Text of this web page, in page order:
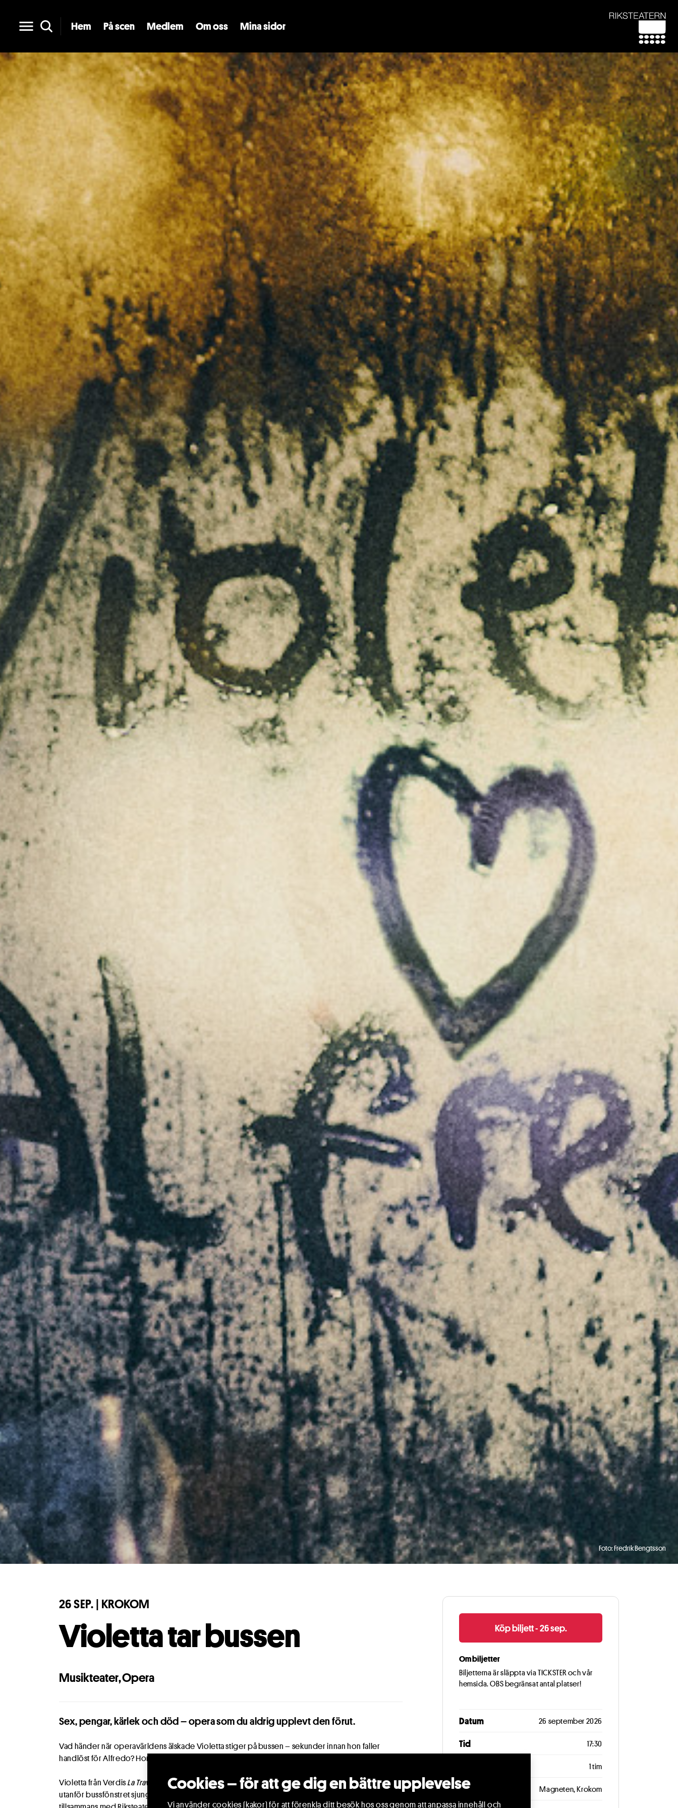
Cookies – för att ge dig en bättre upplevelse
Vi använder cookies (kakor) för att förenkla ditt besök hos oss genom att anpassa innehåll och
Hem På scen Medlem Om oss Mina sidor
Foto: Fredrik Bengtsson
Köp biljett - 26 sep.
Om biljetter
Biljetterna är släppta via TICKSTER och vår
hemsida. OBS begränsat antal platser!
Datum 26 september 2026
Tid 17:30
1 tim
Plats Magneten, Krokom
26 SEP. | KROKOM
Violetta tar bussen
Musikteater,Opera
Sex, pengar, kärlek och död – opera som du aldrig upplevt den förut.
Vad händer när operavärldens älskade Violetta stiger på bussen – sekunder innan hon faller
handlöst för Alfredo? Hon är dödssjuk, men nu vill hon leva.
Violetta från VerdisLa Traviata
är en av alla passagerarna och medan välbekanta platser glider förbi
utanför bussfönstret sjunger hon ut sin smärta och sin längtan. Operaplattformen SAD GIRLS skapar